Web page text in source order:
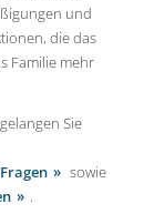
und
die das
Familie mehr
Sie
sowie
.